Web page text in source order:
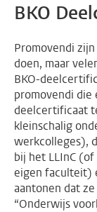
BKO
Promovendi
doen, maar
BKO-
promovendi die
deelcertificaat
kleinschalig
werkcolleges),
bij het LLInC
eigen faculteit)
aantonen dat
“Onderwijs